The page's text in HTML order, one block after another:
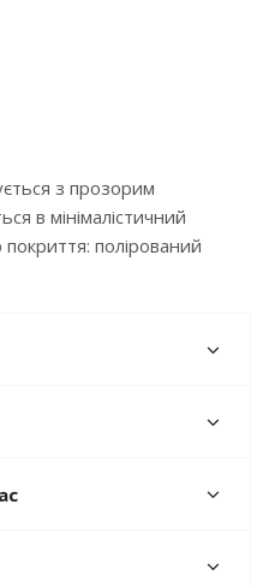
з прозорим
в мінімалістичний
покриття: полірований